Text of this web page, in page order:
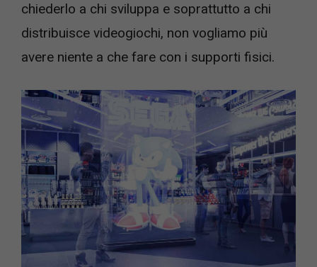
chiederlo a chi sviluppa e soprattutto a chi
distribuisce videogiochi, non vogliamo più
avere niente a che fare con i supporti fisici.